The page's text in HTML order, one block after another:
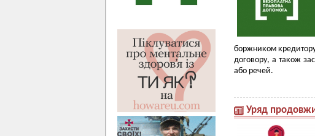
боржником
договору, а також
або речей.
Уряд